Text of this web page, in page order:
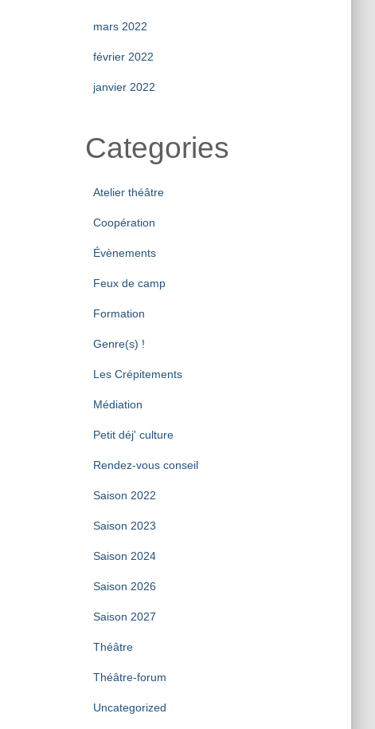
mars 2022
février 2022
janvier 2022
Categories
Atelier théâtre
Coopération
Évènements
Feux de camp
Formation
Genre(s) !
Les Crépitements
Médiation
Petit déj' culture
Rendez-vous conseil
Saison 2022
Saison 2023
Saison 2024
Saison 2026
Saison 2027
Théâtre
Théâtre-forum
Uncategorized